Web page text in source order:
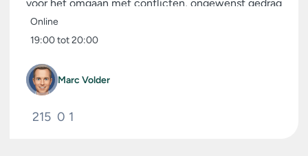
voor het omgaan met conflicten, ongewenst gedrag
en complexe ledenkwesties. Ook wordt ingegaan
op de...
Online
19:00 tot 20:00
Marc Volder
215 0 1